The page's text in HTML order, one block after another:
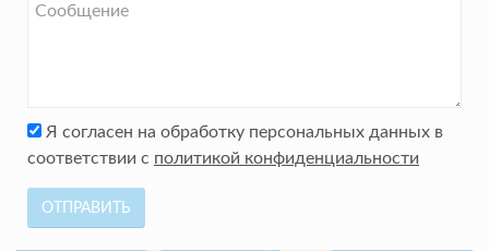
Я согласен на обработку персональных данных в
соответствии с политикой конфиденциальности
ОТПРАВИТЬ